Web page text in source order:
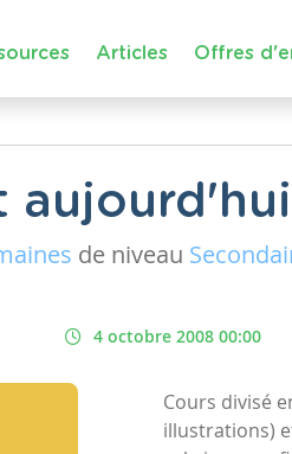
Articles Offres
aujourd'hui
de niveau
4 octobre 2008 00:00
Cours divisé
illustrations)